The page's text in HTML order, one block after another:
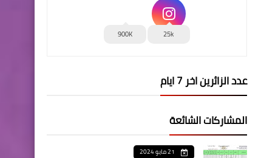
25k
900K
عدد الزائرين اخر 7 ايام
المشاركات الشائعة
21 مايو 2024